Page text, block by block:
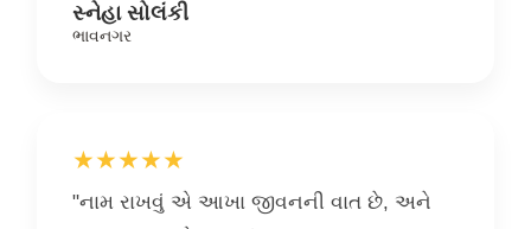
સ્નેહા સોલંકી
ભાવનગર
★★★★★
"નામ રાખવું એ આખા જીવનની વાત છે, અને